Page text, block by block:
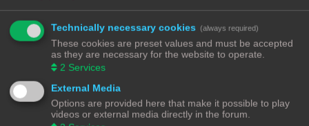
Filament recyling - dit is toch een veel te dure optie?
Laatste bericht door Ch3vr0n « 23/10/23, 21:57
Reacties:
Laatste bericht door
Reacties:7
Technically necessary cookies (always required)
These cookies are preset values and must be accepted
as they are necessary for the website to operate.
2 Services
External Media
Options are provided here that make it possible to play
videos or external media directly in the forum.